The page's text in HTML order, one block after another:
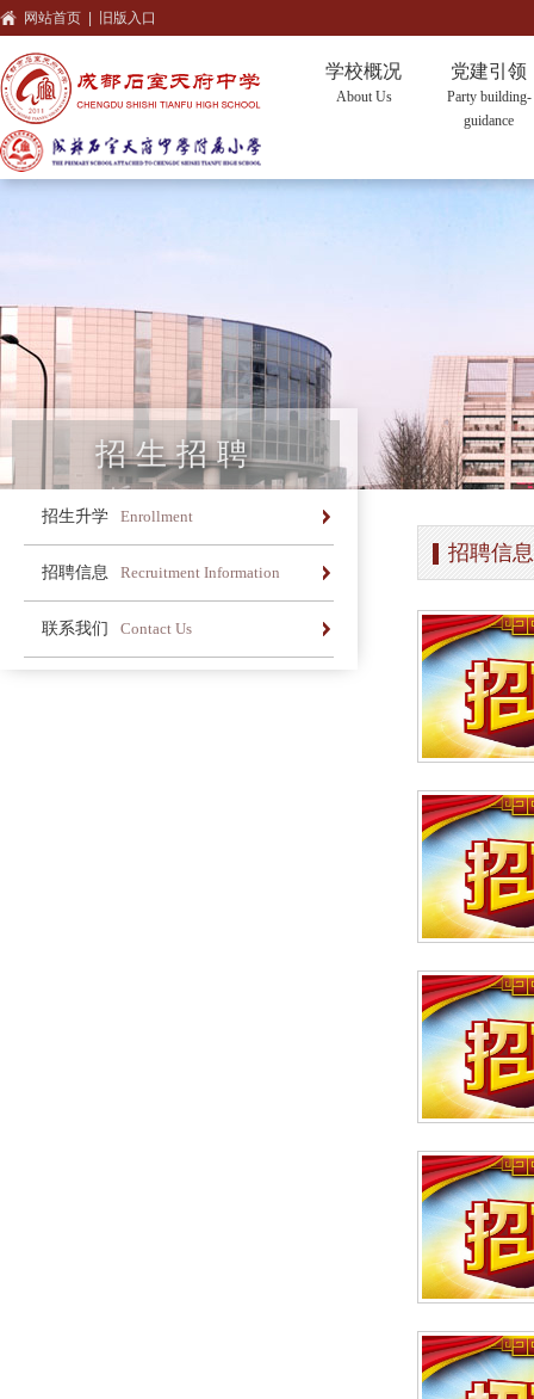
网站首页 旧版入口
学校概况
About Us
党建引领
Party building-
guidance
招生招聘
招生升学 Enrollment
招聘信息 Recruitment Information
联系我们 Contact Us
办学简介 办学理念 荣誉长廊
招聘信息